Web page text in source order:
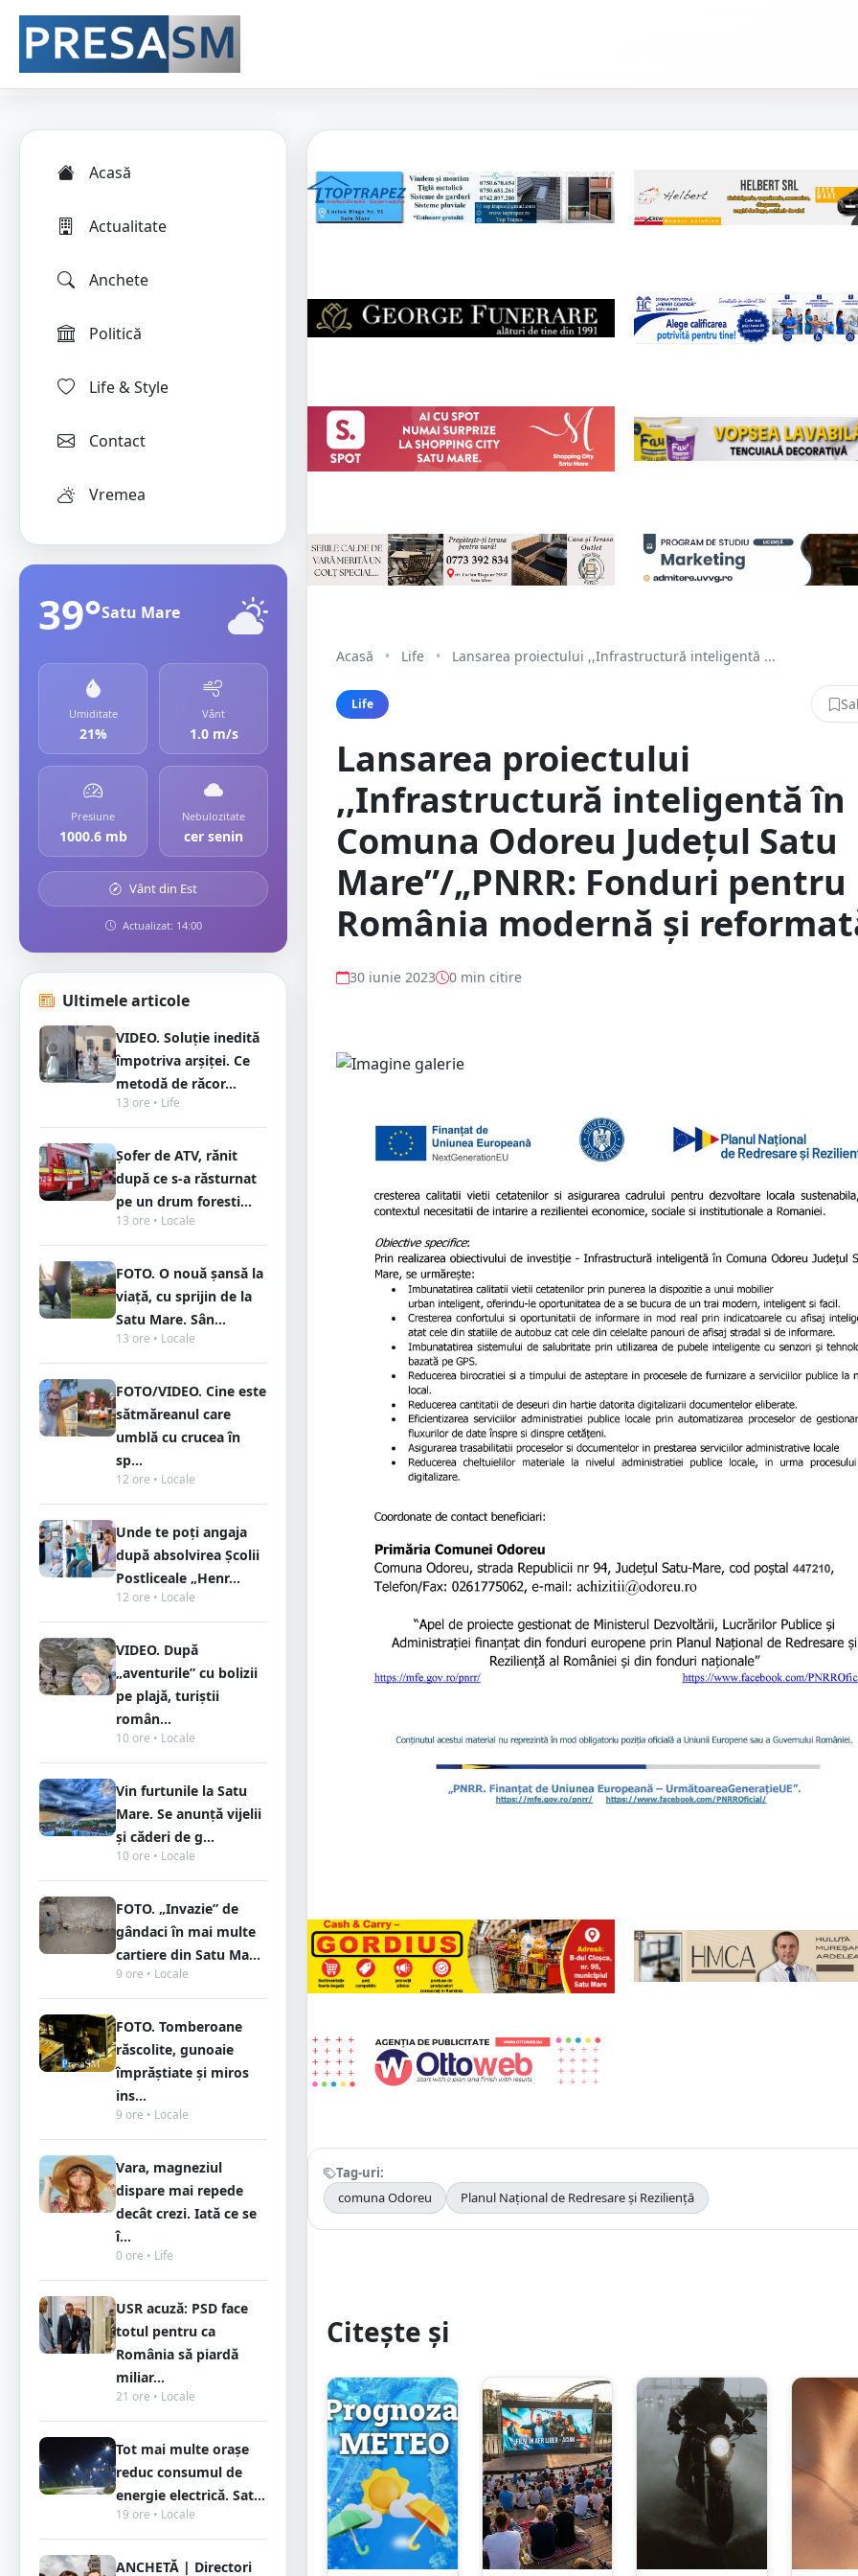
Acasă
Actualitate
Anchete
Politică
Life & Style
Contact
Vremea
39°Satu Mare
Umiditate
21%
Vânt
1.0 m/s
Presiune
1000.6 mb
Nebulozitate
cer senin
Vânt din Est
Actualizat: 14:00
Ultimele articole
VIDEO. Soluție inedită
împotriva arșiței. Ce
metodă de răcor...
13 ore • Life
Șofer de ATV, rănit
după ce s-a răsturnat
pe un drum foresti...
13 ore • Locale
FOTO. O nouă șansă la
viață, cu sprijin de la
Satu Mare. Sân...
13 ore • Locale
FOTO/VIDEO. Cine este
sătmăreanul care
umblă cu crucea în
sp...
12 ore • Locale
Unde te poți angaja
după absolvirea Școlii
Postliceale „Henr...
12 ore • Locale
VIDEO. După
„aventurile” cu bolizii
pe plajă, turiștii
român...
10 ore • Locale
Vin furtunile la Satu
Mare. Se anunță vijelii
și căderi de g...
10 ore • Locale
FOTO. „Invazie” de
gândaci în mai multe
cartiere din Satu Ma...
9 ore • Locale
FOTO. Tomberoane
răscolite, gunoaie
împrăștiate și miros
ins...
9 ore • Locale
Vara, magneziul
dispare mai repede
decât crezi. Iată ce se
î...
0 ore • Life
USR acuză: PSD face
totul pentru ca
România să piardă
miliar...
21 ore • Locale
Tot mai multe orașe
reduc consumul de
energie electrică. Sat...
19 ore • Locale
ANCHETĂ | Directori
Acasă • Life • Lansarea proiectului ,,Infrastructură inteligentă ...
Life
Lansarea proiectului
,,Infrastructură inteligentă în
Comuna Odoreu Județul Satu
Mare”/„PNRR: Fonduri pentru
România modernă și
30 iunie 2023 0 min citire
Tag-uri:
comuna Odoreu
Planul Național de Redresare și Reziliență
Citește și